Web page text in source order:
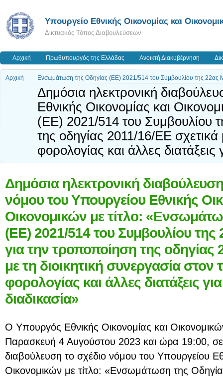
Υπουργείο Εθνικής Οικονομίας και
Δικτυακός Τόπος Διαβουλεύσεων
Αρχική Πρωθυπουργός της Ελλάδας Ανοικτή Διακυβέρνηση
Αρχική Ενσωμάτωση της Οδηγίας (ΕΕ) 2021/514 του Συμβουλίου της 22ας
Δημόσια ηλεκτρονική
Εθνικής Οικονομίας και
(ΕΕ) 2021/514 του Συμβουλίου
της οδηγίας 2011/16/ΕΕ σχετικά
φορολογίας και άλλες διατάξεις
Δημόσια ηλεκτρονική
νόμου του Υπουργείου Εθνικής
Οικονομικών με τίτλο:
(ΕΕ) 2021/514 του Συμβουλίου της
για την τροποποίηση της οδηγίας
με τη διοικητική συνεργασία στον
φορολογίας και άλλες διατάξεις
διαδικασία»
Ο Υπουργός Εθνικής Οικονομίας και
Παρασκευή 4 Αυγούστου 2023 και ώρα 19:00, σε
διαβούλευση το σχέδιο νόμου του Υπουργείου
Οικονομικών με τίτλο: «Ενσωμάτωση της